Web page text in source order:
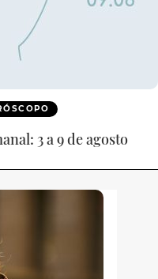
3 a 9 de agosto